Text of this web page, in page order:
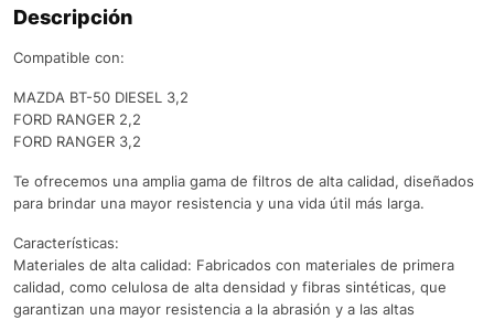
Descripción
Compatible con:
MAZDA BT-50 DIESEL 3,2
FORD RANGER 2,2
FORD RANGER 3,2
Te ofrecemos una amplia gama de filtros de alta calidad, diseñados
para brindar una mayor resistencia y una vida útil más larga.
Características:
Materiales de alta calidad: Fabricados con materiales de primera
calidad, como celulosa de alta densidad y fibras sintéticas, que
garantizan una mayor resistencia a la abrasión y a las altas